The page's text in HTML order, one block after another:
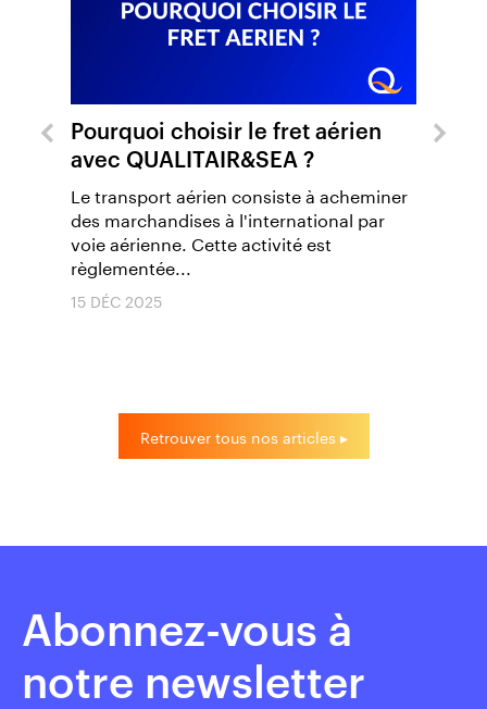
Pourquoi choisir le fret aérien
avec QUALITAIR&SEA ?
Le transport aérien consiste à acheminer
des marchandises à l'international par
voie aérienne. Cette activité est
règlementée...
15 DÉC 2025
La cellule
Retrouver tous nos articles ▸
Abonnez-vous à
notre newsletter